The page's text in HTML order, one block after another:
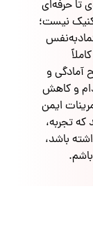
تا حرفه‌ای
نیست؛
و
و کاهش
ایمن
که تجربه،
باشد،